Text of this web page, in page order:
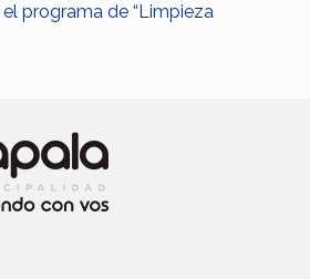
programa de “Limpieza